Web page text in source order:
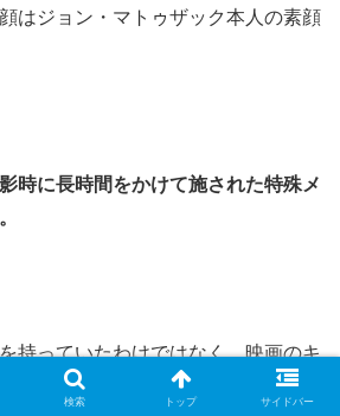
はジョン・マトゥザック本人の素顔
時に長時間をかけて施された特殊メ
持っていたわけではなく、映画のキ
れた姿です。ここも誤解されやすい
検索 トップ サイドバー